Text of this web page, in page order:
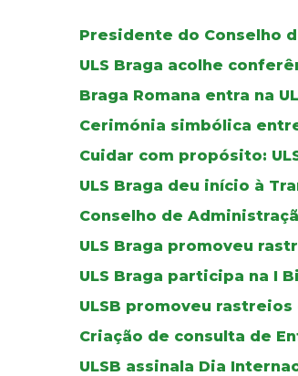
Presidente do Conselho
ULS Braga acolhe
Braga Romana entra na
Cerimónia simbólica
Cuidar com propósito:
ULS Braga deu início à
Conselho de
ULS Braga promoveu
ULS Braga participa na I
ULSB promoveu
Criação de consulta de
ULSB assinala Dia